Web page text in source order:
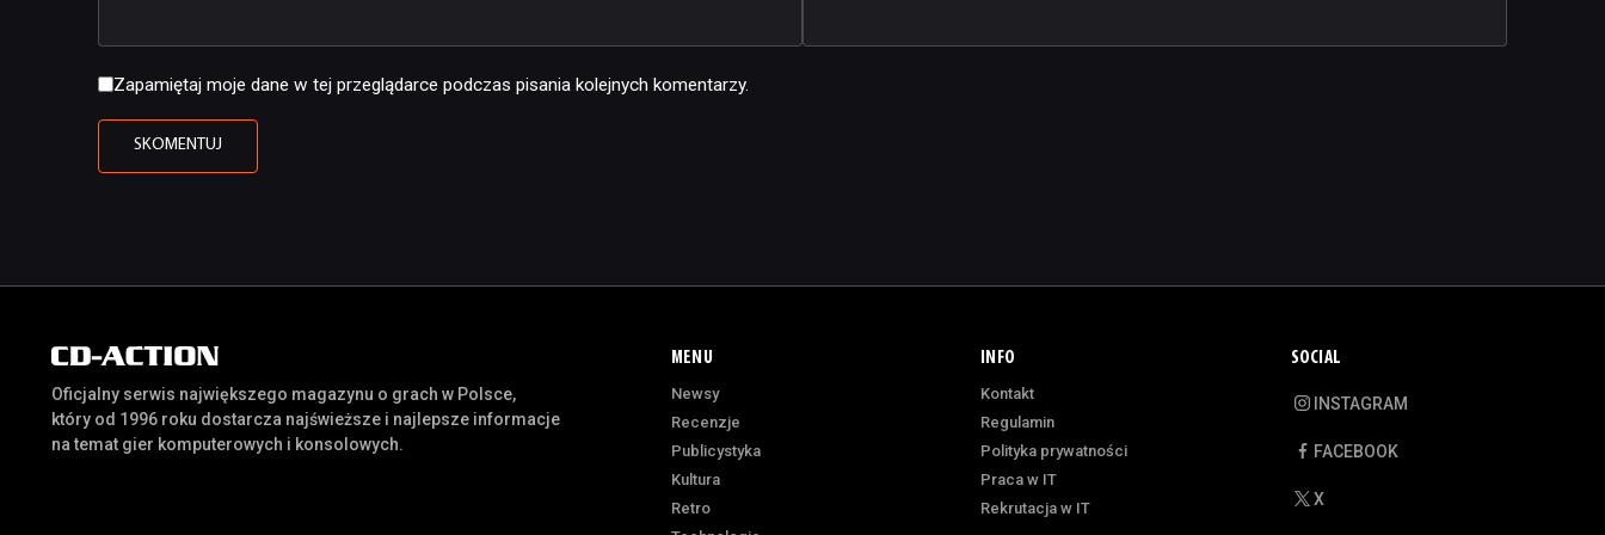
Zapamiętaj moje dane w tej przeglądarce podczas pisania kolejnych komentarzy.
Oficjalny serwis największego magazynu o grach w Polsce,
który od 1996 roku dostarcza najświeższe i najlepsze informacje
na temat gier komputerowych i konsolowych.
MENU
Newsy
Recenzje
Publicystyka
Kultura
Retro
INFO
Kontakt
Regulamin
Polityka prywatności
Praca w IT
Rekrutacja w IT
SOCIAL
INSTAGRAM
FACEBOOK
X